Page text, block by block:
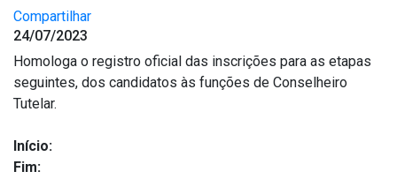
Compartilhar
24/07/2023
Homologa o registro oficial das inscrições para as etapas
seguintes, dos candidatos às funções de Conselheiro
Tutelar.
Início:
Fim: